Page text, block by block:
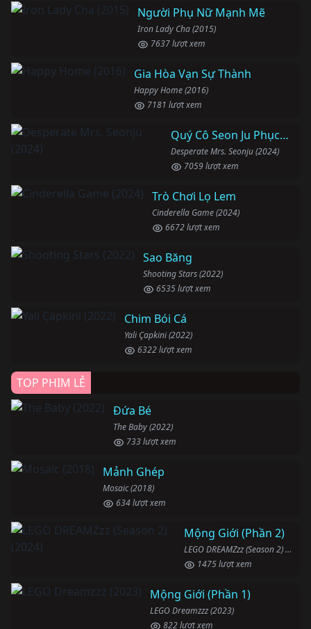
Người Phụ Nữ Mạnh Mẽ
Iron Lady Cha (2015)
7637 lượt xem
Gia Hòa Vạn Sự Thành
Happy Home (2016)
7181 lượt xem
Quý Cô Seon Ju Phục Thù
Desperate Mrs. Seonju (2024)
7059 lượt xem
Trò Chơi Lọ Lem
Cinderella Game (2024)
6672 lượt xem
Sao Băng
Shooting Stars (2022)
6535 lượt xem
Chim Bói Cá
Yali Çapkini (2022)
6322 lượt xem
TOP PHIM LẺ
Đứa Bé
The Baby (2022)
733 lượt xem
Mảnh Ghép
Mosaic (2018)
634 lượt xem
Mộng Giới (Phần 2)
LEGO DREAMZzz (Season 2) (2024)
1475 lượt xem
Mộng Giới (Phần 1)
LEGO Dreamzzz (2023)
822 lượt xem